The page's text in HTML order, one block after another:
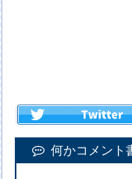
何かコメント